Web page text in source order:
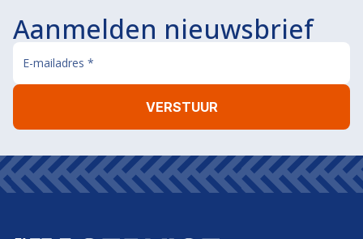
Aanmelden nieuwsbrief